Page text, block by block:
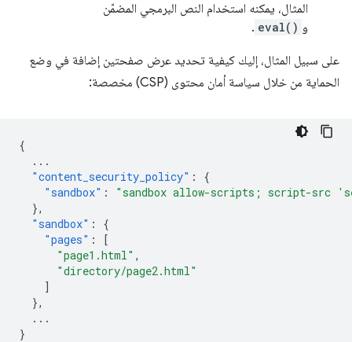
المثال، يمكنه استخدام النص البرمجي المضمّن
و eval()
.
على سبيل المثال، إليك كيفية تحديد عرض صفحتين إضافة في وضع
الحماية من خلال سياسة أمان محتوى (CSP) مخصصة:
{
...
"content_security_policy" :
{
"sandbox" :
"sandbox allow-scripts; script-src
},
"sandbox" :
{
"pages" :
[
"page1.html" ,
"directory/page2.html"
]
},
...
}